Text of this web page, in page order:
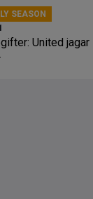
SEASON
United jagar